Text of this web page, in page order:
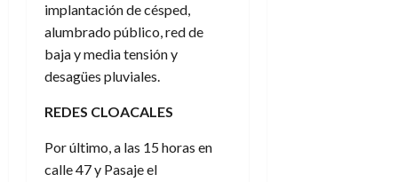
implantación de césped,
alumbrado público, red de
baja y media tensión y
desagües pluviales.
REDES CLOACALES
Por último, a las 15 horas en
calle 47 y Pasaje el